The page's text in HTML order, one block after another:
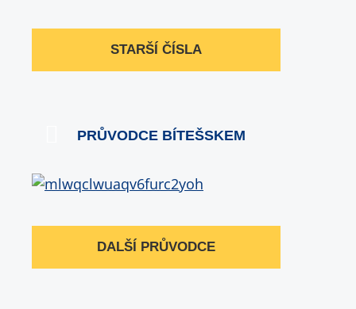
STARŠÍ ČÍSLA
PRŮVODCE BÍTEŠSKEM
DALŠÍ PRŮVODCE